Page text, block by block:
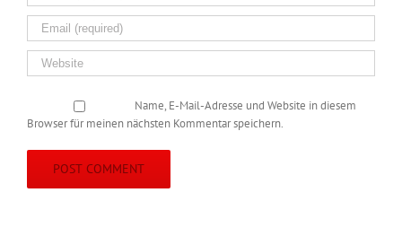
Name, E-Mail-Adresse und Website in diesem
Browser für meinen nächsten Kommentar speichern.